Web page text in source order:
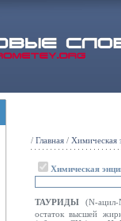
/ Главная / Химическая
Химическая
ТАУРИДЫ (N-ацил-
остаток высшей